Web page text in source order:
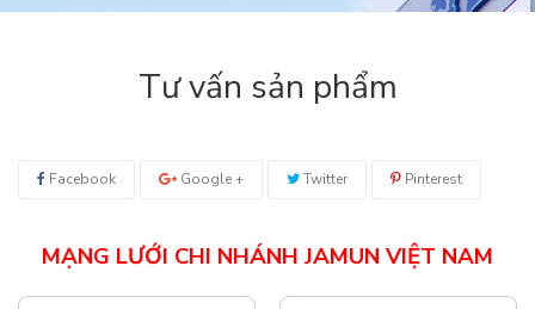
Tư vấn sản phẩm
Facebook Google + Twitter Pinterest
MẠNG LƯỚI CHI NHÁNH JAMUN VIỆT NAM